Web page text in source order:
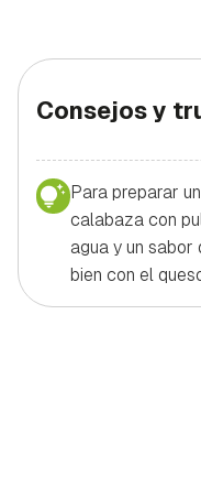
Consejos y
Para preparar
calabaza con
agua y un
bien con el